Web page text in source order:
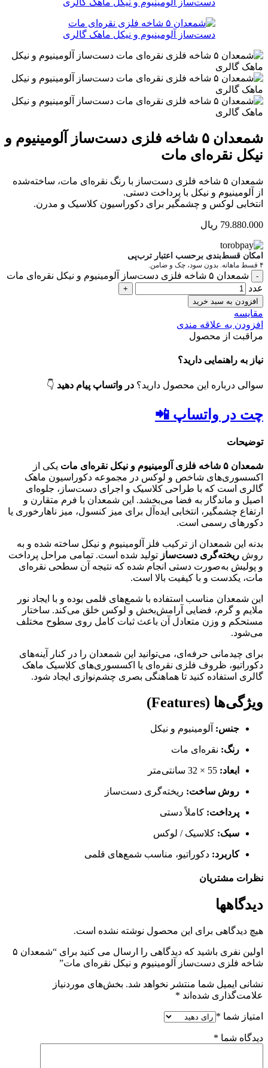
شمعدان ۵ شاخه فلزی دست‌ساز آلومینیوم و
نیکل نقره‌ای مات
شمعدان ۵ شاخه فلزی دست‌ساز با رنگ نقره‌ای مات، ساخته‌شده
از آلومینیوم و نیکل با پرداخت دستی.
انتخابی لوکس و چشمگیر برای دکوراسیون کلاسیک و مدرن.
79.880.000 ریال
امکان قسط‌بندی برحسب اعتبار ترب‌پی
۴ قسط ماهانه. بدون سود، چک و ضامن.
شمعدان ۵ شاخه فلزی دست‌ساز آلومینیوم و نیکل نقره‌ای مات
عدد
افزودن به سبد خرید
مقایسه
افزودن به علاقه مندی
مراقبت از محصول
نیاز به راهنمایی دارید؟
سوالی درباره این محصول دارید؟ در واتساپ پیام دهید 👇
چت در واتساپ 📲
توضیحات
شمعدان ۵ شاخه فلزی آلومینیوم و نیکل نقره‌ای مات
یکی از
اکسسوری‌های شاخص و لوکس در مجموعه دکوراسیون ماهک
گالری است که با طراحی کلاسیک و اجرای دست‌ساز، جلوه‌ای
اصیل و ماندگار به فضا می‌بخشد. این شمعدان با فرم متقارن و
ارتفاع چشمگیر، انتخابی ایده‌آل برای میز کنسول، میز ناهارخوری یا
دکورهای رسمی است.
بدنه این شمعدان از ترکیب فلز آلومینیوم و نیکل ساخته شده و به
روش ریخته‌گری دست‌ساز تولید شده است. تمامی مراحل پرداخت
و پولیش به‌صورت دستی انجام شده که نتیجه آن سطحی نقره‌ای
مات، یکدست و با کیفیت بالا است.
این شمعدان مناسب استفاده با شمع‌های قلمی بوده و با ایجاد نور
ملایم و گرم، فضایی آرامش‌بخش و لوکس خلق می‌کند. ساختار
مستحکم و وزن متعادل آن باعث ثبات کامل روی سطوح مختلف
می‌شود.
برای چیدمانی حرفه‌ای، می‌توانید این شمعدان را در کنار آینه‌های
دکوراتیو، ظروف فلزی نقره‌ای یا اکسسوری‌های کلاسیک ماهک
گالری استفاده کنید تا هماهنگی بصری چشم‌نوازی ایجاد شود.
ویژگی‌ها (Features)
جنس: آلومینیوم و نیکل
رنگ: نقره‌ای مات
ابعاد:
روش ساخت: ریخته‌گری دست‌ساز
پرداخت: کاملاً دستی
سبک: کلاسیک / لوکس
کاربرد: دکوراتیو، مناسب شمع‌های قلمی
نظرات مشتریان
دیدگاهها
هیچ دیدگاهی برای این محصول نوشته نشده است.
اولین نفری باشید که دیدگاهی را ارسال می کنید برای “شمعدان ۵
شاخه فلزی دست‌ساز آلومینیوم و نیکل نقره‌ای مات”
نشانی ایمیل شما منتشر نخواهد شد. بخش‌های موردنیاز
علامت‌گذاری شده‌اند *
امتیاز شما *
دیدگاه شما *